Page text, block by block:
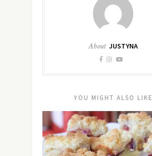
About JUSTYNA
YOU MIGHT ALSO LIKE